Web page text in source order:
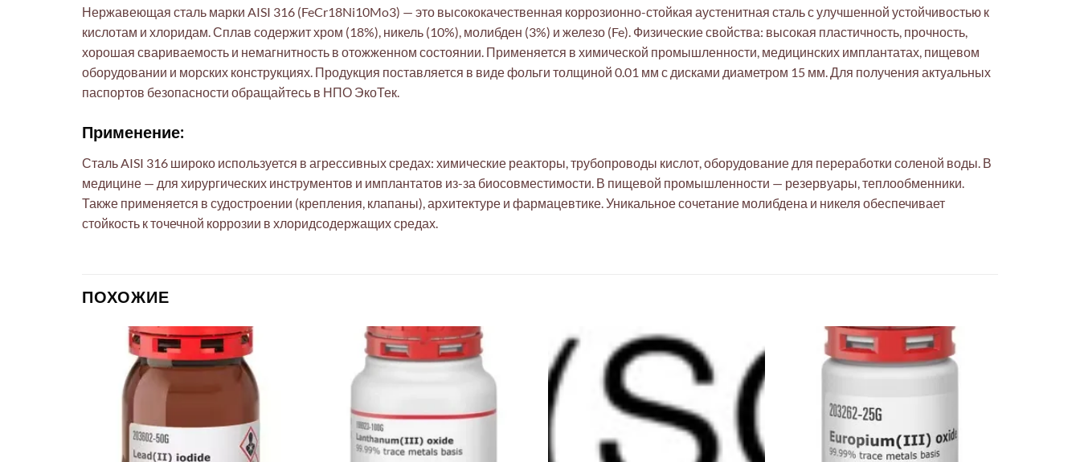
Нержавеющая сталь марки AISI 316 (FeCr18Ni10Mo3) — это высококачественная коррозионно-стойкая аустенитная сталь с улучшенной устойчивостью к
кислотам и хлоридам. Сплав содержит хром (18%), никель (10%), молибден (3%) и железо (Fe). Физические свойства: высокая пластичность, прочность,
хорошая свариваемость и немагнитность в отожженном состоянии. Применяется в химической промышленности, медицинских имплантатах, пищевом
оборудовании и морских конструкциях. Продукция поставляется в виде фольги толщиной 0.01 мм с дисками диаметром 15 мм. Для получения актуальных
паспортов безопасности обращайтесь в НПО ЭкоТек.
Применение:
Сталь AISI 316 широко используется в агрессивных средах: химические реакторы, трубопроводы кислот, оборудование для переработки соленой воды. В
медицине — для хирургических инструментов и имплантатов из-за биосовместимости. В пищевой промышленности — резервуары, теплообменники.
Также применяется в судостроении (крепления, клапаны), архитектуре и фармацевтике. Уникальное сочетание молибдена и никеля обеспечивает
стойкость к точечной коррозии в хлоридсодержащих средах.
ПОХОЖИЕ